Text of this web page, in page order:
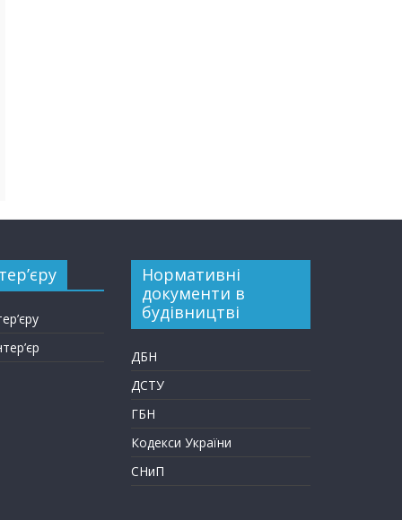
Нормативні
документи в
будівництві
ДБН
ДСТУ
ГБН
Кодекси України
СНиП